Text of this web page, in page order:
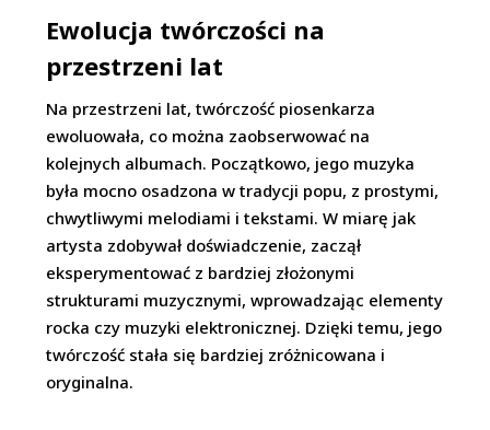
Ewolucja twórczości na
przestrzeni lat
Na przestrzeni lat, twórczość piosenkarza
ewoluowała, co można zaobserwować na
kolejnych albumach. Początkowo, jego muzyka
była mocno osadzona w tradycji popu, z prostymi,
chwytliwymi melodiami i tekstami. W miarę jak
artysta zdobywał doświadczenie, zaczął
eksperymentować z bardziej złożonymi
strukturami muzycznymi, wprowadzając elementy
rocka czy muzyki elektronicznej. Dzięki temu, jego
twórczość stała się bardziej zróżnicowana i
oryginalna.